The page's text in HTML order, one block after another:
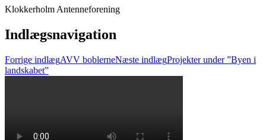
Klokkerholm Antenneforening
Indlægsnavigation
Forrige indlægAVV boblerneNæste indlægProjekter under ”Byen i
landskabet”